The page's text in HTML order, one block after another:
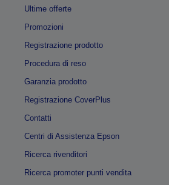
Ultime offerte
Promozioni
Registrazione prodotto
Procedura di reso
Garanzia prodotto
Registrazione CoverPlus
Contatti
Centri di Assistenza Epson
Ricerca rivenditori
Ricerca promoter punti vendita